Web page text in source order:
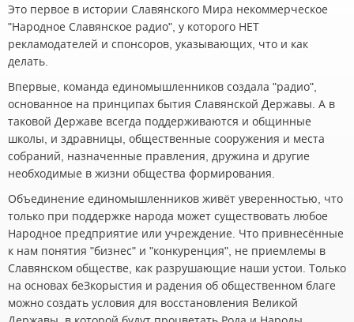
Это первое в истории Славянского Мира некоммерческое
"Народное Славянское радио", у которого НЕТ
рекламодателей и спонсоров, указывающих, что и как
делать.
Впервые, команда единомышленников создала "радио",
основанное на принципах бытия Славянской Державы. А в
таковой Державе всегда поддерживаются и общинные
школы, и здравницы, общественные сооружения и места
собраний, назначенные правления, дружина и другие
необходимые в жизни общества формирования.
Объединение единомышленников живёт уверенностью, что
только при поддержке народа может существовать любое
Народное предприятие или учреждение. Что привнесённые
к нам понятия "бизнес" и "конкуренция", не приемлемы в
Славянском обществе, как разрушающие наши устои. Только
на основах беЗкорыстия и радения об общественном благе
можно создать условия для восстановления Великой